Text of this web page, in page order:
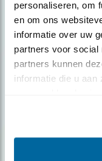
personaliseren, om
en om ons
informatie over uw
partners voor social
partners kunnen
informatie die u aan